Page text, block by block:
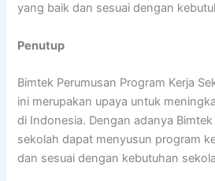
yang baik dan sesuai dengan
Penutup
Bimtek Perumusan Program Kerja
ini merupakan upaya untuk
di Indonesia. Dengan adanya
sekolah dapat menyusun program
dan sesuai dengan kebutuhan